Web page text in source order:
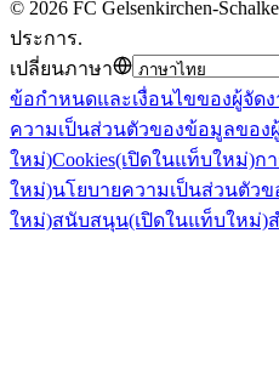
© 2026 FC Gelsenkirchen-
ประการ.
เปลี่ยนภาษา
ข้อกำหนดและเงื่อนไขของผู้จัด
ความเป็นส่วนตัวของข้อมูลของ
ใหม่)Cookies(เปิดในแท็บใหม่)ก
ใหม่)นโยบายความเป็นส่วนตัว
ใหม่)สนับสนุน(เปิดในแท็บใหม่)